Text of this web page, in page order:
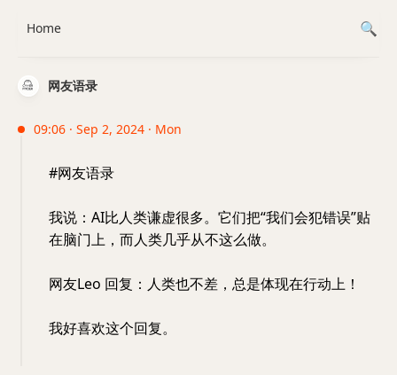
网友语录
09:06 · Sep 2, 2024 · Mon
#网友语录
我说：AI比人类谦虚很多。它们把“我们会犯错误”贴
在脑门上，而人类几乎从不这么做。
网友Leo 回复：人类也不差，总是体现在行动上！
我好喜欢这个回复。
Home